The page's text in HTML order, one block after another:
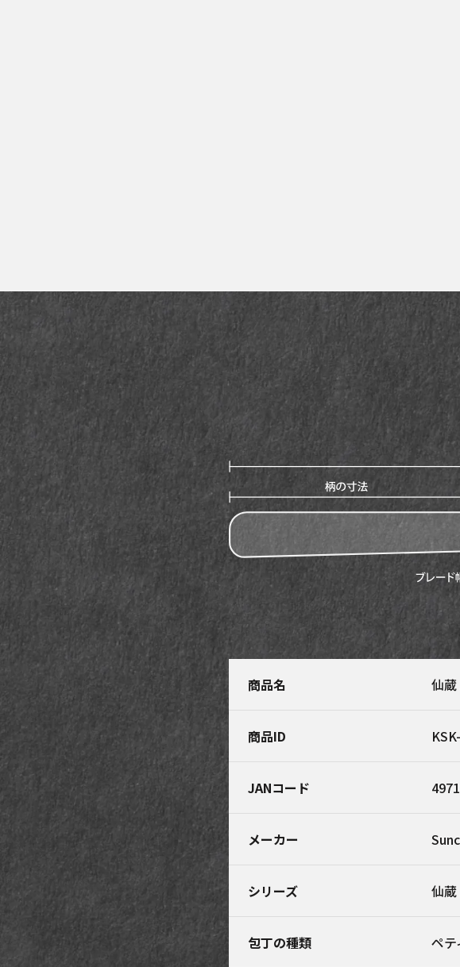
商品名 仙
商品ID
JANコード
メーカー
シリーズ 仙
包丁の種類 ペ